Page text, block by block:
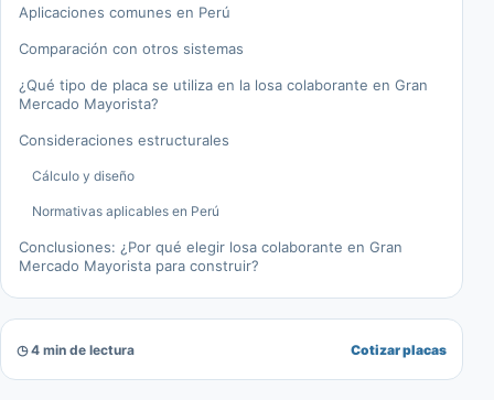
Aplicaciones comunes en Perú
Comparación con otros sistemas
¿Qué tipo de placa se utiliza en la losa colaborante en Gran
Mercado Mayorista?
Consideraciones estructurales
Cálculo y diseño
Normativas aplicables en Perú
Conclusiones: ¿Por qué elegir losa colaborante en Gran
Mercado Mayorista para construir?
◷ 4 min de lectura Cotizar placas